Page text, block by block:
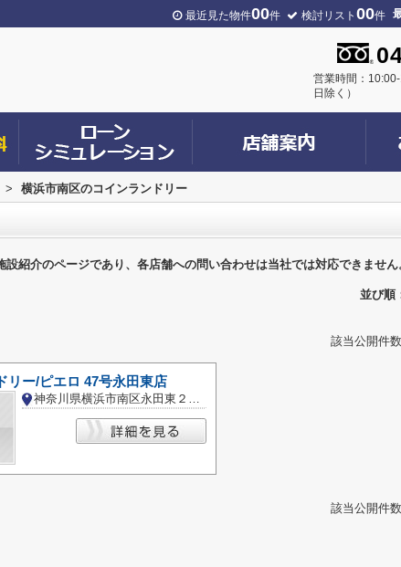
最近見た物件00件 検討リスト 00件
営業時間：
日除く）
> 横浜市南区のコインランドリー
紹介のページであり、各店舗への問い合わせは当社では対応できません
並び順
該当公開件数
リー/ピエロ 47号永田東店
神奈川県横浜市南区永田東２丁目
該当公開件数